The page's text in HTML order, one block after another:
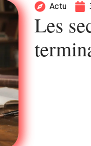
Actu
Les